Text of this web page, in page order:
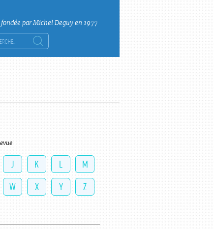
par Michel Deguy en 1977
:
J K L
M
W X Y Z